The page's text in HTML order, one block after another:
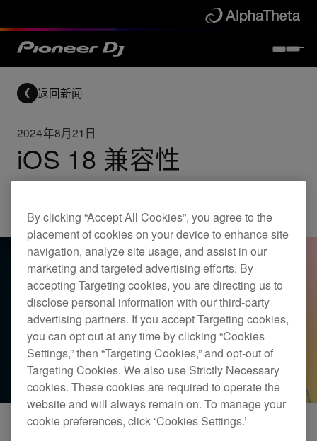
返回新闻
2024年8月21日
iOS 18 兼容性
By clicking “Accept All Cookies”, you agree to the
placement of cookies on your device to enhance site
navigation, analyze site usage, and assist in our
marketing and targeted advertising efforts. By
accepting Targeting cookies, you are directing us to
disclose personal information with our third-party
advertising partners. If you accept Targeting cookies,
you can opt out at any time by clicking “Cookies
Settings,” then “Targeting Cookies,” and opt-out of
Targeting Cookies. We also use Strictly Necessary
cookies. These cookies are required to operate the
website and will always remain on. To manage your
cookie preferences, click ‘Cookies Settings.’